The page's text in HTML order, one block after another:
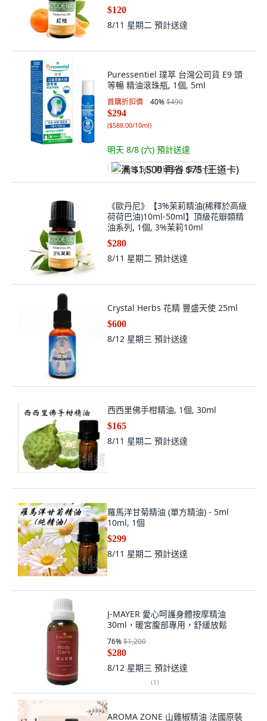
$120
8/11 星期二 預計送達
Puressentiel 璞萃 台灣公司貨 E9 頭
等暢 精油滾珠瓶, 1個, 5ml
首購折扣價 40%$490
$294
($588.00/10ml)
明天 8/8 (六) 預計送達
满 $1,500 再省 $75 (王道卡)
《歐丹尼》【3%茉莉精油(稀釋於高級
荷荷巴油)10ml-50ml】頂級花瓣類精
油系列, 1個, 3%茉莉10ml
$280
8/11 星期二 預計送達
Crystal Herbs 花精 豐盛天使 25ml
$600
8/12 星期三 預計送達
西西里佛手柑精油, 1個, 30ml
$165
8/11 星期二 預計送達
羅馬洋甘菊精油 (單方精油) - 5ml
10ml, 1個
$299
8/11 星期二 預計送達
J-MAYER 愛心呵護身體按摩精油
30ml，暖宮腹部專用，舒緩放鬆
76%$1,200
$280
8/12 星期三 預計送達
(1)
AROMA ZONE 山雞椒精油 法國原裝